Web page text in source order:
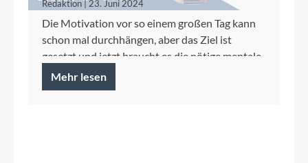
Redaktion | 23. Juni 2024
Die Motivation vor so einem großen Tag kann
schon mal durchhängen, aber das Ziel ist
gesetzt und jetzt braucht es die nötige mentale
Härte.
Mehr lesen